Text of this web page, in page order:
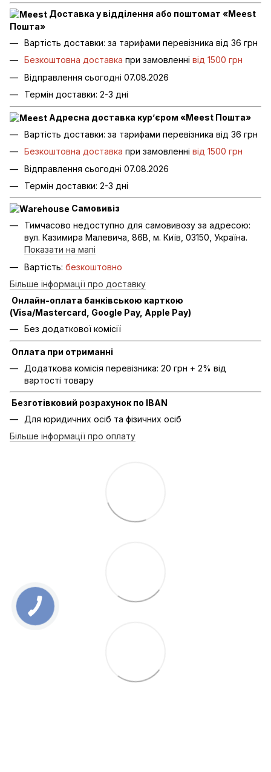
Доставка у відділення або поштомат «Meest
Пошта»
Вартість доставки: за тарифами перевізника від 36 грн
Безкоштовна доставка при замовленні від 1500 грн
Відправлення сьогодні 07.08.2026
Термін доставки: 2-3 дні
Адресна доставка кур’єром «Meest Пошта»
Вартість доставки: за тарифами перевізника від 36 грн
Безкоштовна доставка при замовленні від 1500 грн
Відправлення сьогодні 07.08.2026
Термін доставки: 2-3 дні
Самовивіз
Тимчасово недоступно для самовивозу за адресою:
вул. Казимира Малевича, 86В, м. Київ, 03150, Україна.
Показати на мапі
Вартість: безкоштовно
Більше інформації про доставку
Онлайн-оплата банківською карткою
(Visa/Mastercard, Google Pay, Apple Pay)
Без додаткової комісії
Оплата при отриманні
Додаткова комісія перевізника: 20 грн + 2% від
вартості товару
Безготівковий розрахунок по IBAN
Для юридичних осіб та фізичних осіб
Більше інформації про оплату